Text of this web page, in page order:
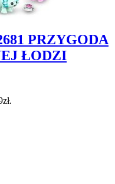
PRZYGODA
ŁODZI
zł.